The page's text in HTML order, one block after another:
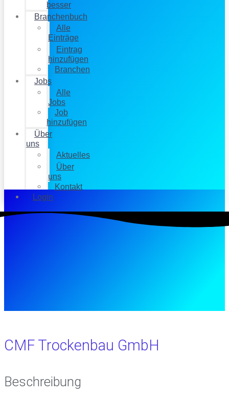
besser
Branchenbuch
Alle
Einträge
Eintrag
hinzufügen
Branchen
Jobs
Alle
Jobs
Job
hinzufügen
Über
uns
Aktuelles
Über
uns
Kontakt
Login
CMF Trockenbau GmbH
Beschreibung